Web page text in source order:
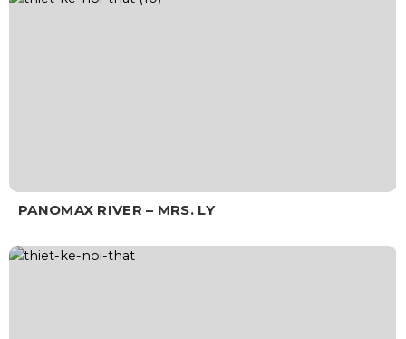
PANOMAX RIVER – MRS. LY